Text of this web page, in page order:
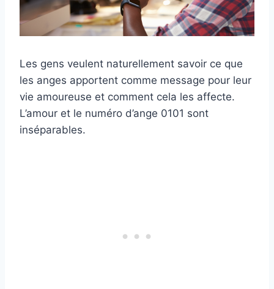
Les gens veulent naturellement savoir ce que
les anges apportent comme message pour leur
vie amoureuse et comment cela les affecte.
L’amour et le numéro d’ange 0101 sont
inséparables.